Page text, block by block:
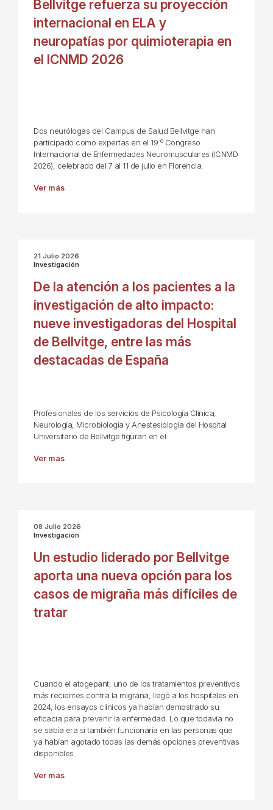
Bellvitge refuerza su proyección
internacional en ELA y
neuropatías por quimioterapia en
el ICNMD 2026
Dos neurólogas del Campus de Salud Bellvitge han
participado como expertas en el 19.º Congreso
Internacional de Enfermedades Neuromusculares (ICNMD
2026), celebrado del 7 al 11 de julio en Florencia.
Ver más
21 Julio 2026
Investigación
De la atención a los pacientes a la
investigación de alto impacto:
nueve investigadoras del Hospital
de Bellvitge, entre las más
destacadas de España
Profesionales de los servicios de Psicología Clínica,
Neurología, Microbiología y Anestesiología del Hospital
Universitario de Bellvitge figuran en el
Ver más
08 Julio 2026
Investigación
Un estudio liderado por Bellvitge
aporta una nueva opción para los
casos de migraña más difíciles de
tratar
Cuando el atogepant, uno de los tratamientos preventivos
más recientes contra la migraña, llegó a los hospitales en
2024, los ensayos clínicos ya habían demostrado su
eficacia para prevenir la enfermedad. Lo que todavía no
se sabía era si también funcionaría en las personas que
ya habían agotado todas las demás opciones preventivas
disponibles.
Ver más